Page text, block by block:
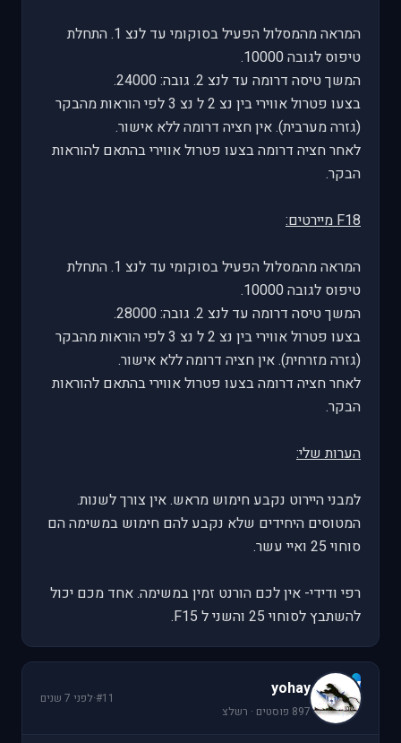
המראה מהמסלול הפעיל בסוקומי עד לנצ 1. התחלת
טיפוס לגובה 10000.
המשך טיסה דרומה עד לנצ 2. גובה: 24000.
בצעו פטרול אווירי בין נצ 2 ל נצ 3 לפי הוראות מהבקר
(גזרה מערבית). אין חציה דרומה ללא אישור.
לאחר חציה דרומה בצעו פטרול אווירי בהתאם להוראות
הבקר.
F18 מיירטים:
המראה מהמסלול הפעיל בסוקומי עד לנצ 1. התחלת
טיפוס לגובה 10000.
המשך טיסה דרומה עד לנצ 2. גובה: 28000.
בצעו פטרול אווירי בין נצ 2 ל נצ 3 לפי הוראות מהבקר
(גזרה מזרחית). אין חציה דרומה ללא אישור.
לאחר חציה דרומה בצעו פטרול אווירי בהתאם להוראות
הבקר.
הערות שלי:
למבני היירוט נקבע חימוש מראש. אין צורך לשנות.
המטוסים היחידים שלא נקבע להם חימוש במשימה הם
סוחוי 25 ואיי עשר.
רפי ודידי- אין לכם הורנט זמין במשימה. אחד מכם יכול
להשתבץ לסוחוי 25 והשני ל F15.
y
yohay
897 פוסטים · רשלצ
#11
·לפני 7 שנים